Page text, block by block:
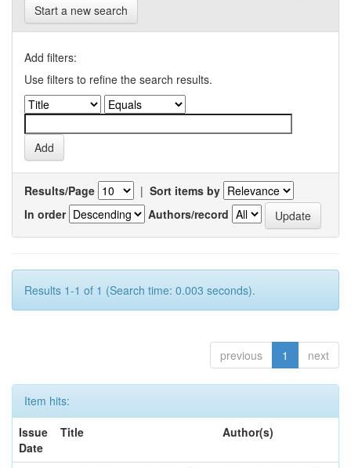
Start a new search
Add filters:
Use filters to refine the search results.
Results/Page | Sort items by
In order
Authors/record
Results 1-1 of 1 (Search time: 0.003 seconds).
previous 1 next
Item hits:
Issue
Date
Title Author(s)